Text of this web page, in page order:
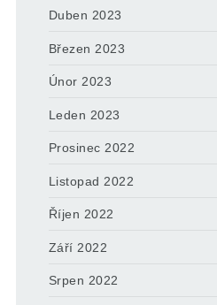
Duben 2023
Březen 2023
Únor 2023
Leden 2023
Prosinec 2022
Listopad 2022
Říjen 2022
Září 2022
Srpen 2022